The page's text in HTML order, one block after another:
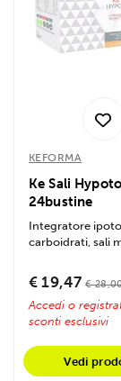
KEFORMA
Ke Sali
24bustine
Integratore
carboidrati, sali
Favorisce...
€ 19,47 €
Accedi o
sconti esclusivi
Vedi